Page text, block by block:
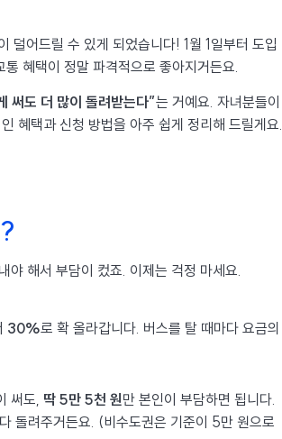
어드릴 수 있게 되었습니다! 1월 1일부터 도입
혜택이 정말 파격적으로 좋아지거든요.
써도 더 많이 돌려받는다”는 거예요. 자녀분들이
혜택과 신청 방법을 아주 쉽게 정리해 드릴게요.
야 해서 부담이 컸죠. 이제는 걱정 마세요.
30%로 확 올라갑니다. 버스를 탈 때마다 요금의
써도, 딱 5만 5천 원만 본인이 부담하면 됩니다.
다 돌려주거든요. (비수도권은 기준이 5만 원으로